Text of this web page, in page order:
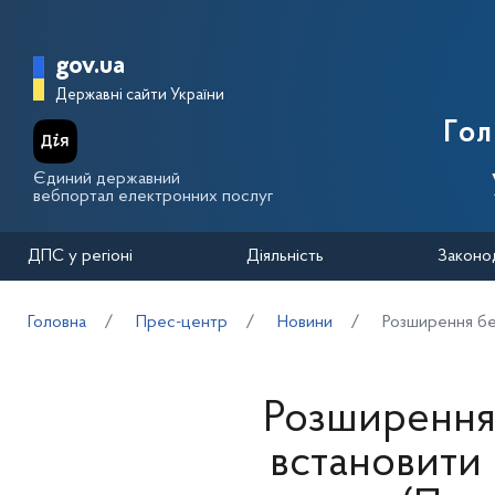
Головна сторінка Державної
gov.ua
Державні сайти України
Єдиний державний
вебпортал електронних послуг
ДПС у регіоні Діяльність
Головна Прес-центр Новини Розширення